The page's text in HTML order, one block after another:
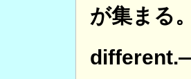
が集まる